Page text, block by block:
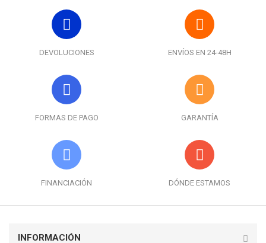
DEVOLUCIONES ENVÍOS EN 24-48H
FORMAS DE PAGO GARANTÍA
FINANCIACIÓN DÓNDE ESTAMOS
INFORMACIÓN